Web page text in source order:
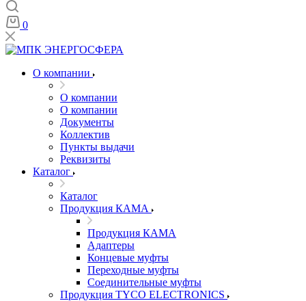
0
О компании
О компании
О компании
Документы
Коллектив
Пункты выдачи
Реквизиты
Каталог
Каталог
Продукция КАМА
Продукция КАМА
Адаптеры
Концевые муфты
Переходные муфты
Соединительные муфты
Продукция TYCO ELECTRONICS